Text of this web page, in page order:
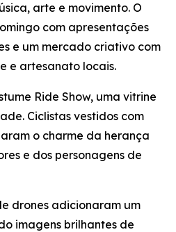
arte e movimento. O
com apresentações
e um mercado criativo com
e artesanato locais.
Ride Show, uma vitrine
Ciclistas vestidos com
o charme da herança
e dos personagens de
drones adicionaram um
imagens brilhantes de